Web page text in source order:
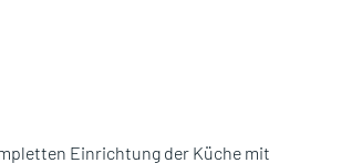
Einrichtung der Küche mit